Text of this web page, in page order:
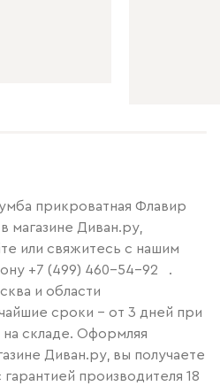
прикроватная Флавир
магазине Диван.ру,
или свяжитесь с нашим
+7 (499) 460-54-92
.
и области
сроки – от 3 дней при
на складе. Оформляя
Диван.ру, вы получаете
производителя 18